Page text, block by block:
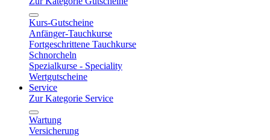
Kurs-Gutscheine
Anfänger-Tauchkurse
Fortgeschrittene Tauchkurse
Schnorcheln
Spezialkurse - Speciality
Wertgutscheine
Service
Zur Kategorie Service
Wartung
Versicherung